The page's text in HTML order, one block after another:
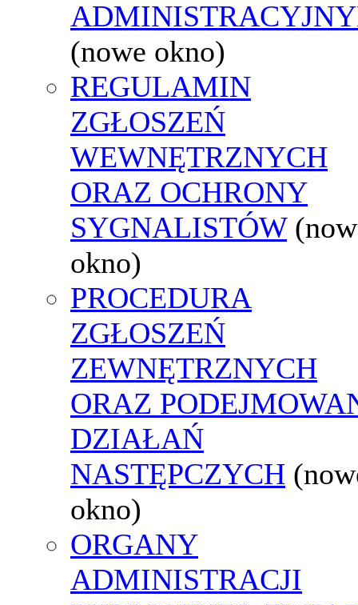
(nowe okno)
REGULAMIN
ZGŁOSZEŃ
WEWNĘTRZNYCH
ORAZ OCHRONY
SYGNALISTÓW
okno)
PROCEDURA
ZGŁOSZEŃ
ZEWNĘTRZNYCH
ORAZ
DZIAŁAŃ
NASTĘPCZYCH
okno)
ORGANY
ADMINISTRACJI